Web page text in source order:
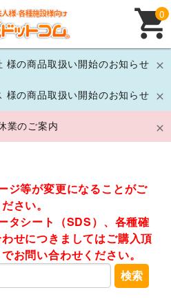
様の商品取扱い開始のお知らせ
様の商品取扱い開始のお知らせ
業のご案内
0
ジ等が変更になることがご
さい。
タシート（SDS）、各種確
せにつきましてはご購入頂
お問い合わせください。
検索